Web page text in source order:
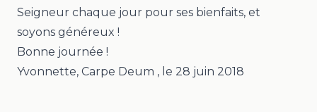
Seigneur chaque jour pour ses bienfaits, et
soyons généreux !
Bonne journée !
Yvonnette, Carpe Deum , le 28 juin 2018